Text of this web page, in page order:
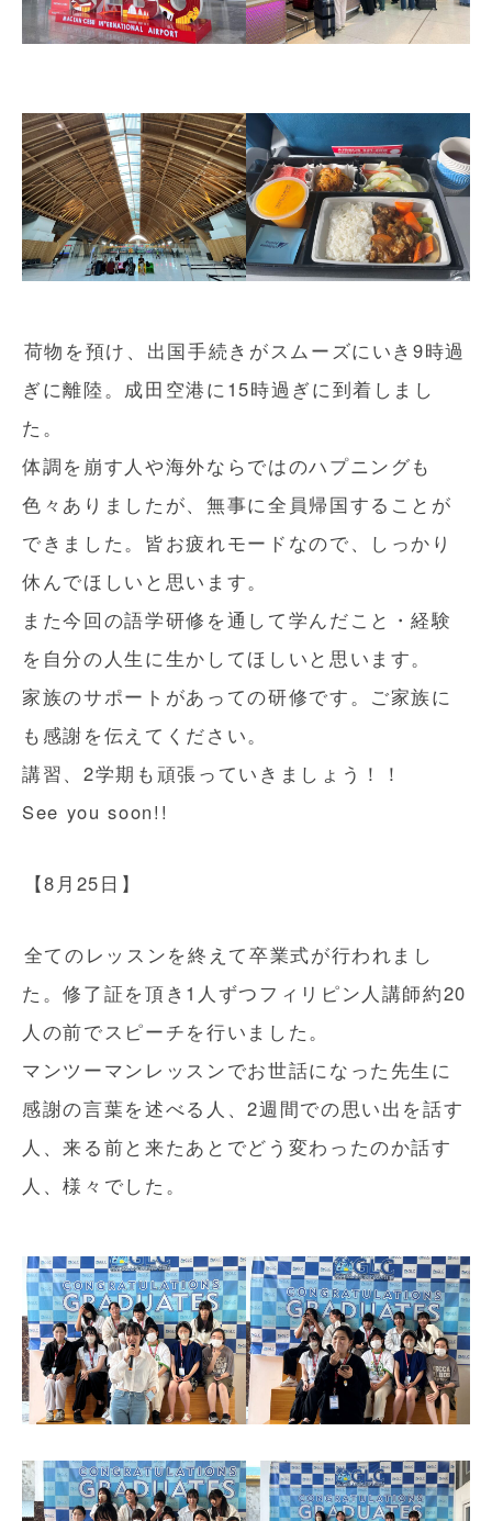
荷物を預け、出国手続きがスムーズにいき9時過
ぎに離陸。成田空港に15時過ぎに到着しまし
た。
体調を崩す人や海外ならではのハプニングも
色々ありましたが、無事に全員帰国することが
できました。皆お疲れモードなので、しっかり
休んでほしいと思います。
また今回の語学研修を通して学んだこと・経験
を自分の人生に生かしてほしいと思います。
家族のサポートがあっての研修です。ご家族に
も感謝を伝えてください。
講習、2学期も頑張っていきましょう！！
See you soon!!
【8月25日】
全てのレッスンを終えて卒業式が行われまし
た。修了証を頂き1人ずつフィリピン人講師約20
人の前でスピーチを行いました。
マンツーマンレッスンでお世話になった先生に
感謝の言葉を述べる人、2週間での思い出を話す
人、来る前と来たあとでどう変わったのか話す
人、様々でした。